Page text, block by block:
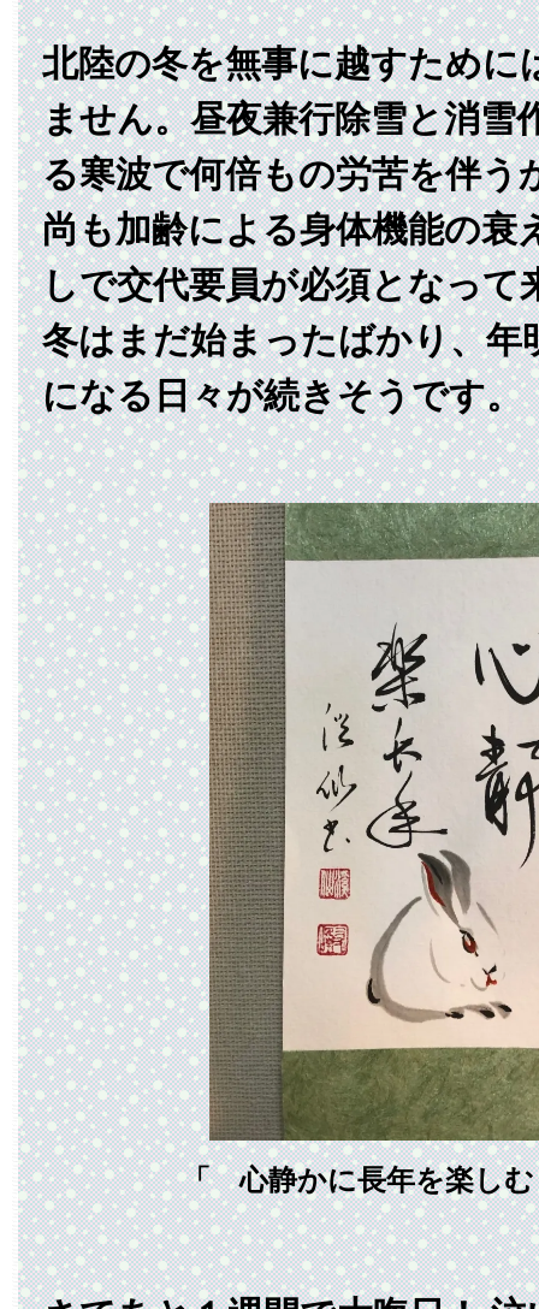
北陸の冬を無事に越すために
ません。昼夜兼行除雪と消雪
る寒波で何倍もの労苦を伴う
尚も加齢による身体機能の衰
しで交代要員が必須となって
冬はまだ始まったばかり、年
になる日々が続きそうです。
「 心静かに長年を楽し